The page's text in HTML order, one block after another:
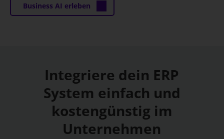
Business AI erleben
Integriere dein ERP
System einfach und
kostengünstig im
Unternehmen